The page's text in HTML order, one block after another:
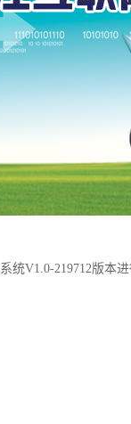
系统V1.0-21 9712版本